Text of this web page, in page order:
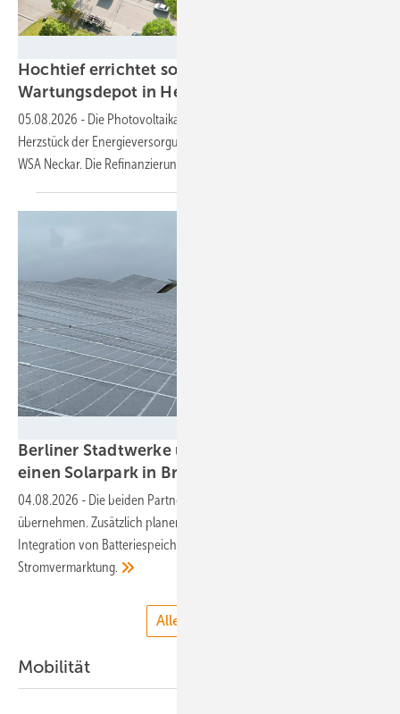
Hochtief errichtet solarbetriebenes
Wartungsdepot in Heilbronn
05.08.2026 - Die Photovoltaikanlagen auf den Dächern sind das
Herzstück der Energieversorgung des neuen Wartungsdepots des
WSA Neckar. Die Refinanzierung läuft über einen
Berliner Stadtwerke und Naturstrom teilen sich
einen Solarpark in Brandenburg
04.08.2026 - Die beiden Partner werden jeweils die Hälfte der Anlage
übernehmen. Zusätzlich planen sie schon die gemeinsame
Integration von Batteriespeichern, für eine wirtschaftlichere
Stromvermarktung.
Alle anzeigen
Mobilität